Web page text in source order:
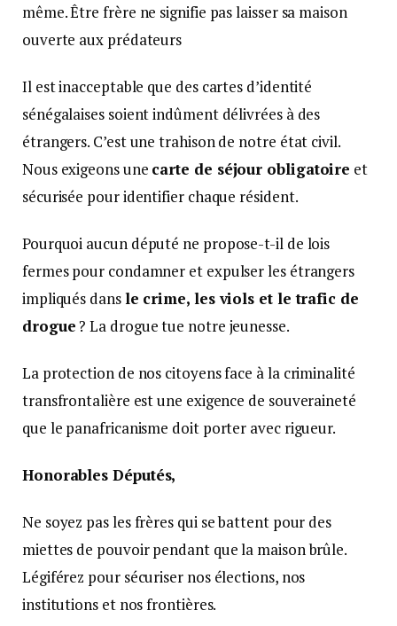
même. Être frère ne signifie pas laisser sa maison
ouverte aux prédateurs
Il est inacceptable que des cartes d’identité
sénégalaises soient indûment délivrées à des
étrangers. C’est une trahison de notre état civil.
Nous exigeons une carte de séjour obligatoire et
sécurisée pour identifier chaque résident.
Pourquoi aucun député ne propose-t-il de lois
fermes pour condamner et expulser les étrangers
impliqués dansle crime, les viols et le trafic de
drogue? La drogue tue notre jeunesse.
La protection de nos citoyens face à la criminalité
transfrontalière est une exigence de souveraineté
que le panafricanisme doit porter avec rigueur.
Honorables Députés,
Ne soyez pas les frères qui se battent pour des
miettes de pouvoir pendant que la maison brûle.
Légiférez pour sécuriser nos élections, nos
institutions et nos frontières.